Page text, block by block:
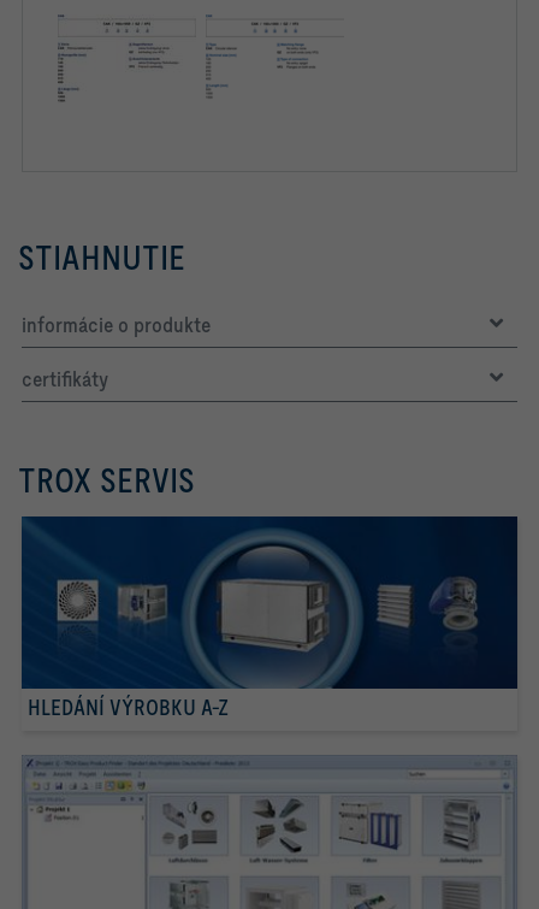
STIAHNUTIE
informácie o produkte
certifikáty
TROX SERVIS
HLEDÁNÍ VÝROBKU A-Z